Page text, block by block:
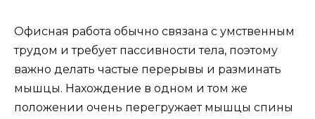
Офисная работа обычно связана с умственным
трудом и требует пассивности тела, поэтому
важно делать частые перерывы и разминать
мышцы. Нахождение в одном и том же
положении очень перегружает мышцы спины